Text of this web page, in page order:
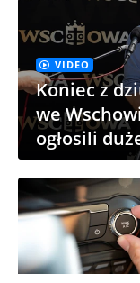
VIDEO
Koniec z
we
ogłosili